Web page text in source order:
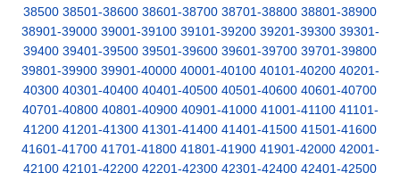
38500 38501-38600 38601-38700 38701-38800 38801-38900
38901-39000 39001-39100 39101-39200 39201-39300 39301-
39400 39401-39500 39501-39600 39601-39700 39701-39800
39801-39900 39901-40000 40001-40100 40101-40200 40201-
40300 40301-40400 40401-40500 40501-40600 40601-40700
40701-40800 40801-40900 40901-41000 41001-41100 41101-
41200 41201-41300 41301-41400 41401-41500 41501-41600
41601-41700 41701-41800 41801-41900 41901-42000 42001-
42100 42101-42200 42201-42300 42301-42400 42401-42500